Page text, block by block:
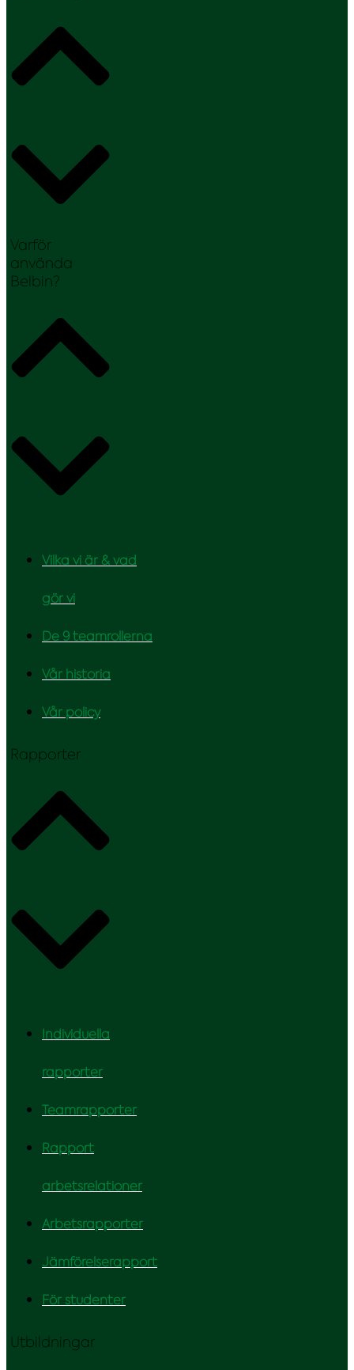
Varför
använda
Belbin?
Vilka vi är & vad
gör vi
De 9 teamrollerna
Vår historia
Vår policy
Rapporter
Individuella
rapporter
Teamrapporter
Rapport
arbetsrelationer
Arbetsrapporter
Jämförelserapport
För studenter
Utbildningar